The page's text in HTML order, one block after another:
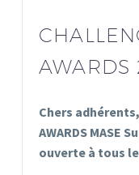
AWARDS
Chers
AWARDS MASE
ouverte à tous